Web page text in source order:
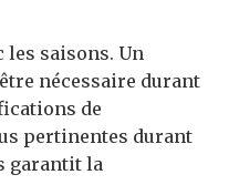
les saisons. Un
nécessaire durant
de
pertinentes durant
garantit la